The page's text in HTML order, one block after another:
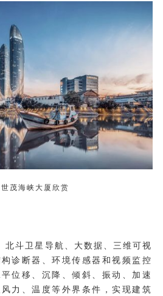
茂海峡大厦欣赏
斗卫星导航、大数据、三维可视
诊断器、环境传感器和视频监控
位移、沉降、倾斜、振动、加速
力、温度等外界条件，实现建筑